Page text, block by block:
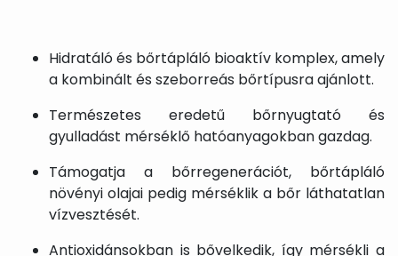
Hidratáló és bőrtápláló bioaktív komplex, amely
a kombinált és szeborreás bőrtípusra ajánlott.
Természetes eredetű bőrnyugtató és
gyulladást mérséklő hatóanyagokban gazdag.
Támogatja a bőrregenerációt, bőrtápláló
növényi olajai pedig mérséklik a bőr láthatatlan
vízvesztését.
Antioxidánsokban is bővelkedik, így mérsékli a